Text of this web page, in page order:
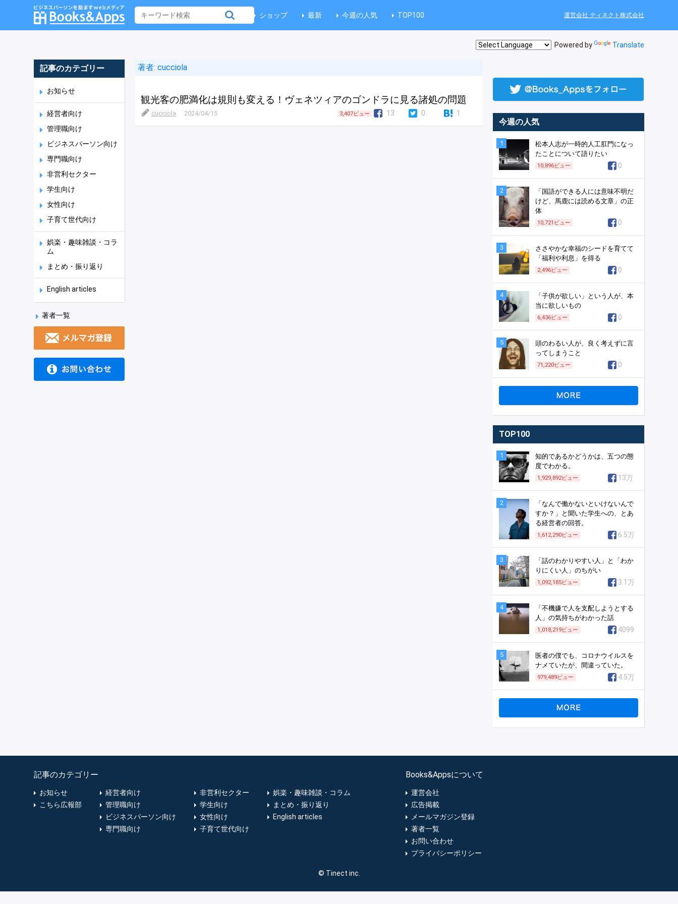
ショップ 最新 今週の人気 TOP100 運営会社 ティネクト株式会社
Powered by Translate
記事のカテゴリー
お知らせ
経営者向け
管理職向け
ビジネスパーソン向け
専門職向け
非営利セクター
学生向け
女性向け
子育て世代向け
娯楽・趣味雑談・コラ
ム
まとめ・振り返り
English articles
著者一覧
著者: cucciola
観光客の肥満化は規則も変える！ヴェネツィアのゴンドラに見る諸処の問題
cucciola 2024/04/15 3,407ビュー 13 0 1
今週の人気
1
松本人志が一時的人工肛門になっ
たことについて語りたい
10,896ビュー 0
2
「国語ができる人には意味不明だ
けど、馬鹿には読める文章」の正
体
10,721 ビュー 0
3
ささやかな幸福のシードを育てて
「福利や利息」を得る
2,496ビュー 0
4
「子供が欲しい」という人が、本
当に欲しいもの
6,436ビュー 0
5
頭のわるい人が、良く考えずに言
ってしまうこと
71,220ビュー 0
TOP100
1
知的であるかどうかは、五つの態
度でわかる。
1,929,892ビュー 13万
2
「なんで働かないといけないんで
すか？」と聞いた学生への、とあ
る経営者の回答。
1,612,290ビュー 6.5万
3
「話のわかりやすい人」と「わか
りにくい人」のちがい
1,092,185ビュー 3.1万
4
「不機嫌で人を支配しようとする
人」の気持ちがわかった話
1,018,219ビュー 4099
5
医者の僕でも、コロナウイルスを
ナメていたが、間違っていた。
979,489ビュー 4.5万
記事のカテゴリー
お知らせ
こちら広報部
経営者向け
管理職向け
ビジネスパーソン向け
専門職向け
非営利セクター
学生向け
女性向け
子育て世代向け
娯楽・趣味雑談・コラム
まとめ・振り返り
English articles
Books&Appsについて
運営会社
広告掲載
メールマガジン登録
著者一覧
お問い合わせ
プライバシーポリシー
© Tinect inc.